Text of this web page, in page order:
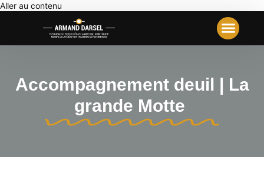
Aller au contenu
Accompagnement deuil | La
grande Motte